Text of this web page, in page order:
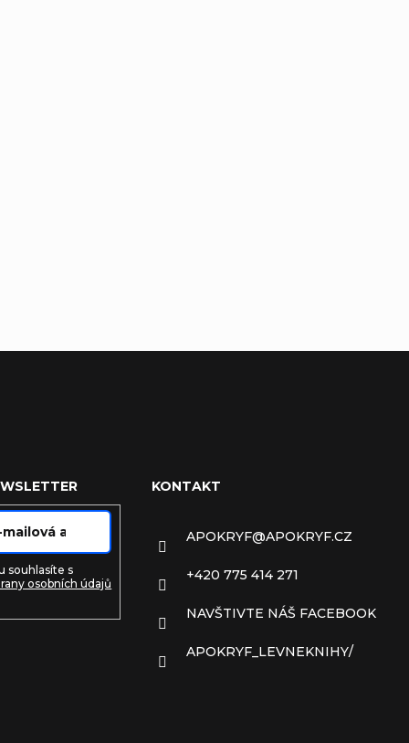
souhlasíte s
osobních údajů
KONTAKT
APOKRYF@APOKRYF.CZ
+420 775 414 271
NAVŠTIVTE NÁŠ FACEBOOK
APOKRYF_LEVNEKNIHY/